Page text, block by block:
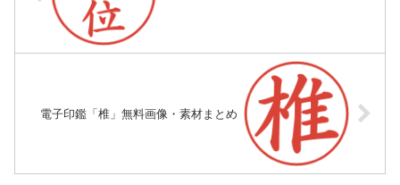
電子印鑑「椎」無料画像・素材まとめ